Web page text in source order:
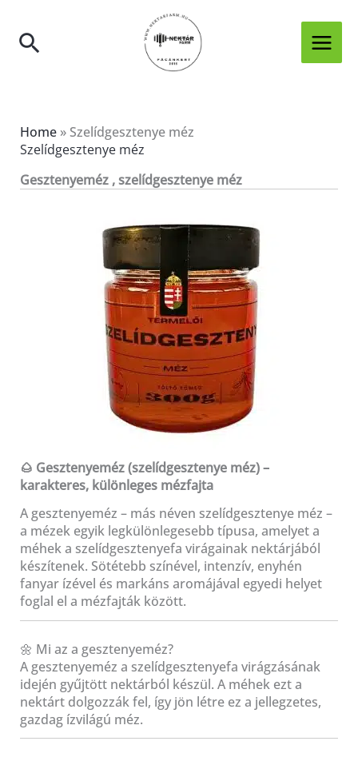
contentSearch
Home»Szelídgesztenye méz
Szelídgesztenye méz
Gesztenyeméz , szelídgesztenye méz
🌰 Gesztenyeméz (szelídgesztenye méz) –
karakteres, különleges mézfajta
A gesztenyeméz – más néven szelídgesztenye méz –
a mézek egyik legkülönlegesebb típusa, amelyet a
méhek a szelídgesztenyefa virágainak nektárjából
készítenek. Sötétebb színével, intenzív, enyhén
fanyar ízével és markáns aromájával egyedi helyet
foglal el a mézfajták között.
🌼 Mi az a gesztenyeméz?
A gesztenyeméz a szelídgesztenyefa virágzásának
idején gyűjtött nektárból készül. A méhek ezt a
nektárt dolgozzák fel, így jön létre ez a jellegzetes,
gazdag ízvilágú méz.